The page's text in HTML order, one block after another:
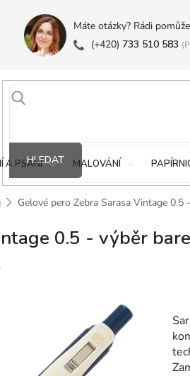
Máte otázky? Rádi
(+420) 733 510 583
HLEDAT
A PSANÍ MALOVÁNÍ
Gelové pero Zebra Sarasa Vintage 0.5
0.5 - výběr